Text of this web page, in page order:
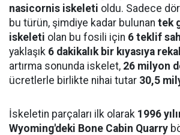
nasicornis iskeleti oldu. Sadece
bu türün, şimdiye kadar bulunan tek
iskeleti olan bu fosili için 6 teklif
yaklaşık 6 dakikalık bir kıyasıya
artırma sonunda iskelet, 26 milyon
ücretlerle birlikte nihai tutar 30,5
İskeletin parçaları ilk olarak 1996
Wyoming'deki Bone Cabin Quarry